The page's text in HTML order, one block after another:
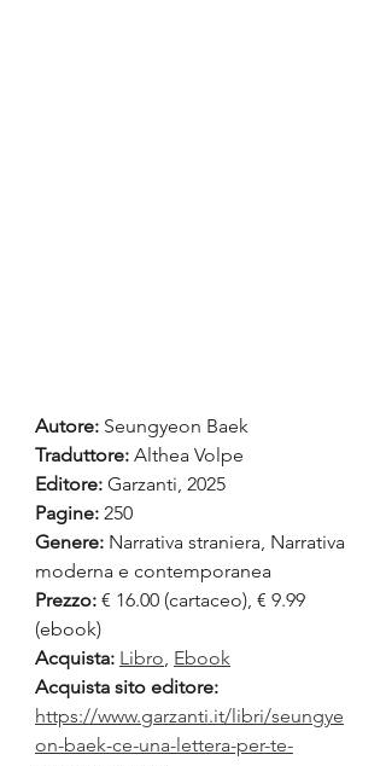
Autore: Seungyeon Baek
Traduttore: Althea Volpe
Editore: Garzanti, 2025
Pagine: 250
Genere: Narrativa straniera, Narrativa
moderna e contemporanea
Prezzo: € 16.00 (cartaceo), € 9.99
(ebook)
Acquista: Libro, Ebook
Acquista sito editore:
https://www.garzanti.it/libri/seungye
on-baek-ce-una-lettera-per-te-